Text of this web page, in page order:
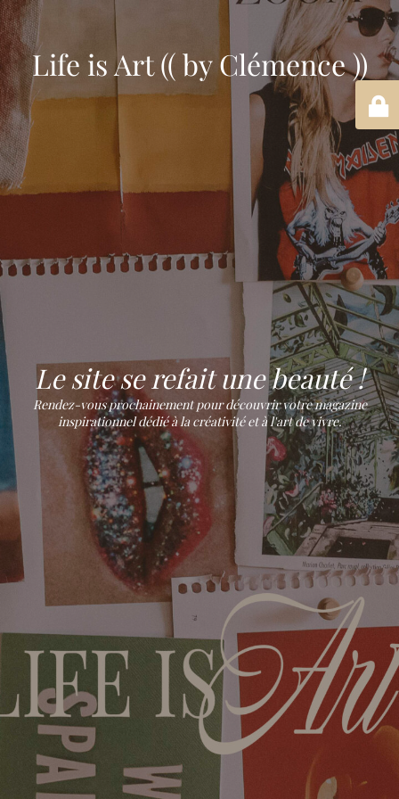
Life is Art (( by Clémence ))
Le site se refait une beauté !
Rendez-vous prochainement pour découvrir votre magazine
inspirationnel dédié à la créativité et à l'art de vivre.